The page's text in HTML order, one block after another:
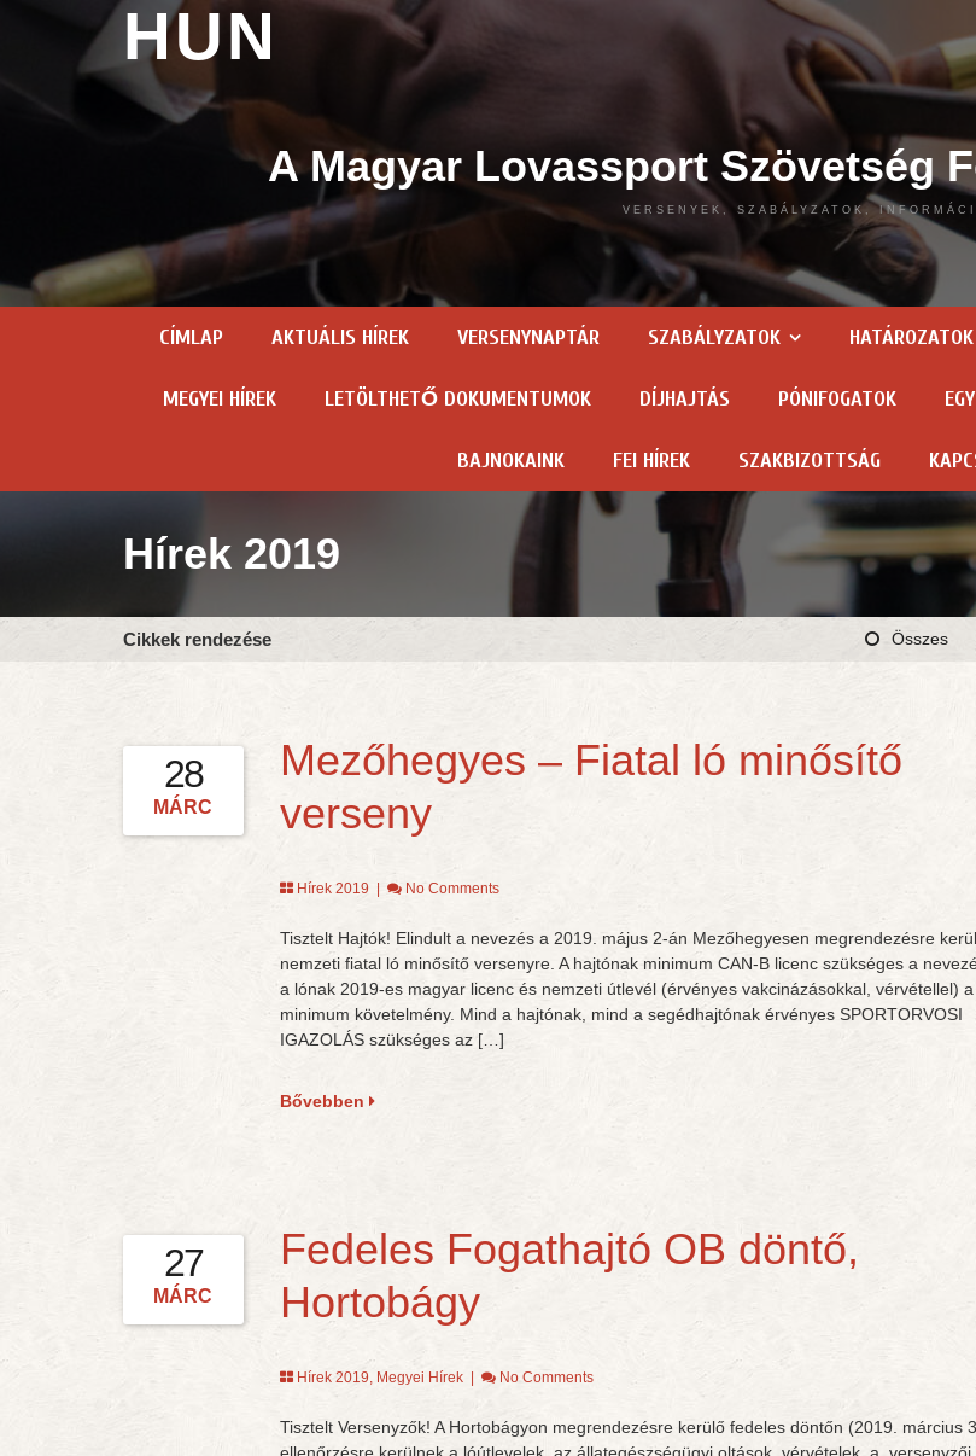
HUN
A Magyar Lovassport Szövetség
VERSENYEK, SZABÁLYZATOK,
CÍMLAP AKTUÁLIS HÍREK VERSENYNAPTÁR SZABÁLYZATOK HATÁROZATOK
MEGYEI HÍREK LETÖLTHETŐ DOKUMENTUMOK DÍJHAJTÁS PÓNIFOGATOK
BAJNOKAINK FEI HÍREK SZAKBIZOTTSÁG
Hírek 2019
Cikkek rendezése Összes
28
MÁRC
Mezőhegyes – Fiatal ló minősítő
verseny
Hírek 2019 No Comments
Tisztelt Hajtók! Elindult a nevezés a 2019. május 2-án Mezőhegyesen megrendezésre
nemzeti fiatal ló minősítő versenyre. A hajtónak minimum CAN-B licenc szükséges a
a lónak 2019-es magyar licenc és nemzeti útlevél (érvényes vakcinázásokkal, vérvétellel) a
minimum követelmény. Mind a hajtónak, mind a segédhajtónak érvényes SPORTORVOSI
IGAZOLÁS szükséges az […]
Bővebben
27
MÁRC
Fedeles Fogathajtó OB döntő,
Hortobágy
Hírek 2019, Megyei Hírek| No Comments
Tisztelt Versenyzők! A Hortobágyon megrendezésre kerülő fedeles döntőn (2019. március